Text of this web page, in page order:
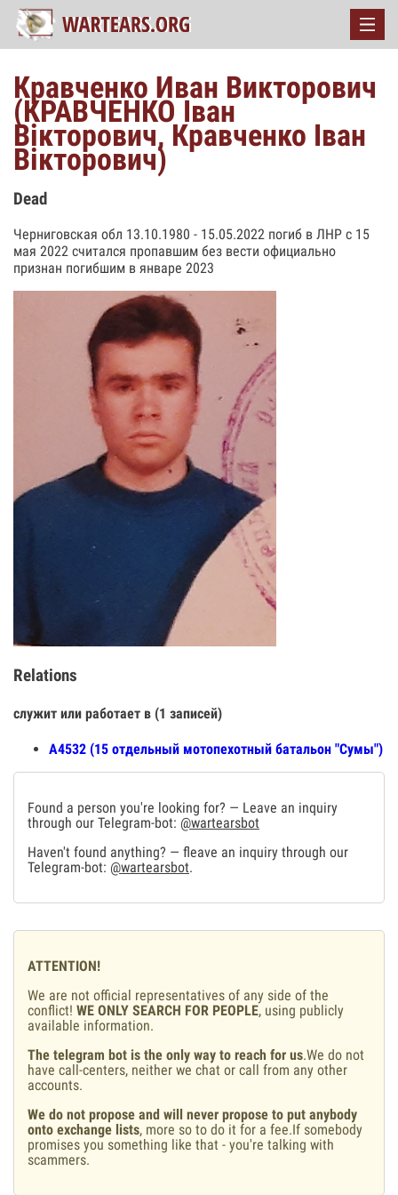
Кравченко Иван Викторович
(КРАВЧЕНКО Іван
Вікторович, Кравченко Іван
Вікторович)
Dead
Черниговская обл 13.10.1980 - 15.05.2022 погиб в ЛНР с 15
мая 2022 считался пропавшим без вести официально
признан погибшим в январе 2023
Relations
служит или работает в (1 записей)
А4532 (15 отдельный мотопехотный батальон "Сумы")
Found a person you're looking for? — Leave an inquiry
through our Telegram-bot: @wartearsbot
Haven't found anything? — fleave an inquiry through our
Telegram-bot: @wartearsbot.
ATTENTION!
We are not official representatives of any side of the
conflict! WE ONLY SEARCH FOR PEOPLE, using publicly
available information.
The telegram bot is the only way to reach for us.We do not
have call-centers, neither we chat or call from any other
accounts.
We do not propose and will never propose to put anybody
onto exchange lists, more so to do it for a fee.If somebody
promises you something like that - you're talking with
scammers.